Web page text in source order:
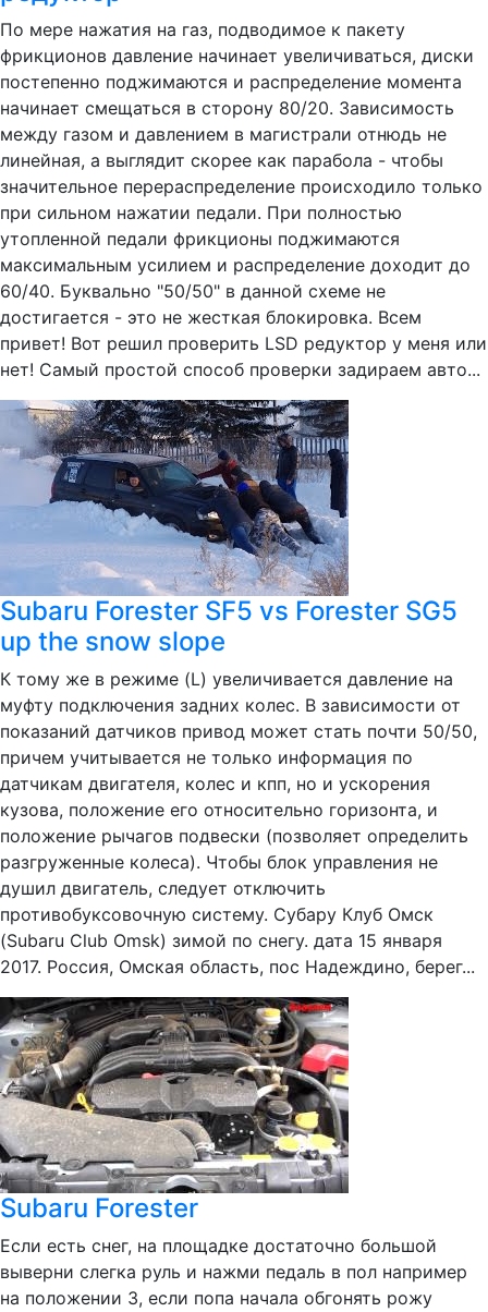
По мере нажатия на газ, подводимое к пакету
фрикционов давление начинает увеличиваться, диски
постепенно поджимаются и распределение момента
начинает смещаться в сторону 80/20. Зависимость
между газом и давлением в магистрали отнюдь не
линейная, а выглядит скорее как парабола - чтобы
значительное перераспределение происходило только
при сильном нажатии педали. При полностью
утопленной педали фрикционы поджимаются
максимальным усилием и распределение доходит до
60/40. Буквально "50/50" в данной схеме не
достигается - это не жесткая блокировка. Всем
привет! Вот решил проверить LSD редуктор у меня или
нет! Самый простой способ проверки задираем авто...
Subaru Forester SF5 vs Forester SG5
up the snow slope
К тому же в режиме (L) увеличивается давление на
муфту подключения задних колес. В зависимости от
показаний датчиков привод может стать почти 50/50,
причем учитывается не только информация по
датчикам двигателя, колес и кпп, но и ускорения
кузова, положение его относительно горизонта, и
положение рычагов подвески (позволяет определить
разгруженные колеса). Чтобы блок управления не
душил двигатель, следует отключить
противобуксовочную систему. Субару Клуб Омск
(Subaru Club Omsk) зимой по снегу. дата 15 января
2017. Россия, Омская область, пос Надеждино, берег...
Subaru Forester
Если есть снег, на площадке достаточно большой
выверни слегка руль и нажми педаль в пол например
на положении 3, если попа начала обгонять рожу